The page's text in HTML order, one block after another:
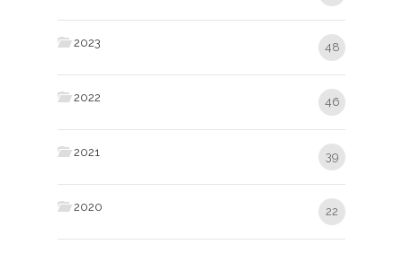
2023 48
2022 46
2021 39
2020 22